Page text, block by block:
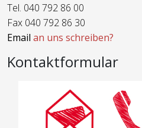
Tel. 040 792 86 00
Fax 040 792 86 30
Email an uns schreiben?
Kontaktformular